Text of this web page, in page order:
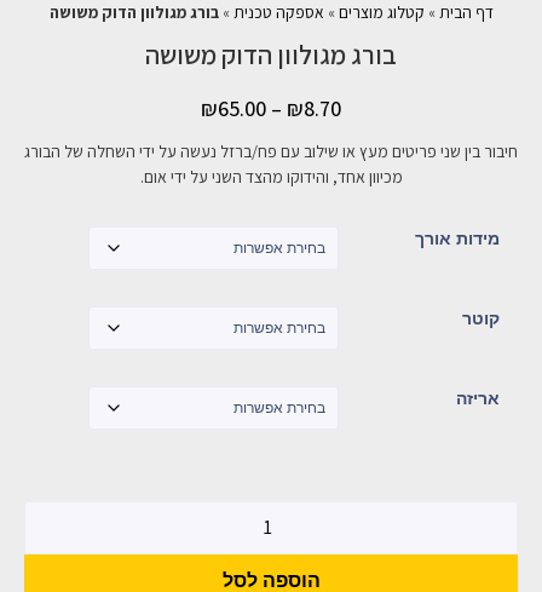
דף הבית » קטלוג מוצרים » אספקה טכנית »בורג מגולוון הדוק משושה
בורג מגולוון הדוק משושה
₪8.70
–
₪65.00
חיבור בין שני פריטים מעץ או שילוב עם פח/ברזל נעשה על ידי השחלה של הבורג
מכיוון אחד, והידוקו מהצד השני על ידי אום.
מידות אורך
קוטר
אריזה
הוספה לסל